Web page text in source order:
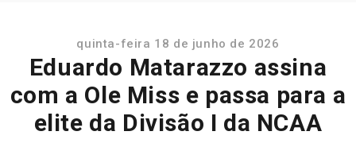
quinta-feira 18 de junho de 2026
Eduardo Matarazzo assina
com a Ole Miss e passa para a
elite da Divisão I da NCAA